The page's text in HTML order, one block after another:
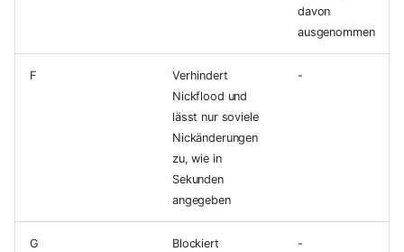
davon
ausgenommen
F
Verhindert
Nickflood und
lässt nur soviele
Nickänderungen
zu, wie in
Sekunden
angegeben
-
G
Blockiert
-